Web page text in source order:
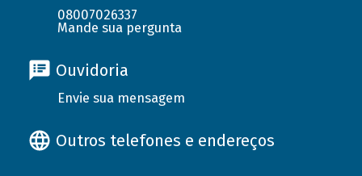
08007026337
Mande sua pergunta
Ouvidoria
Envie sua mensagem
Outros telefones e endereços